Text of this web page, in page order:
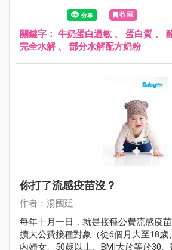
的種種因素造成外來的過敏原很容易
誘發過敏反應。
收藏
關鍵字： 牛奶蛋白過敏 、 蛋白質 、
完全水解、 部分水解配方奶粉
你打了流感疫苗沒？
作者：湯國廷
每年十月一日，就是接種公費流感疫
擴大公費接種對象（從6個月大至18歲
內婦女、50歲以上、BMI大於等於30